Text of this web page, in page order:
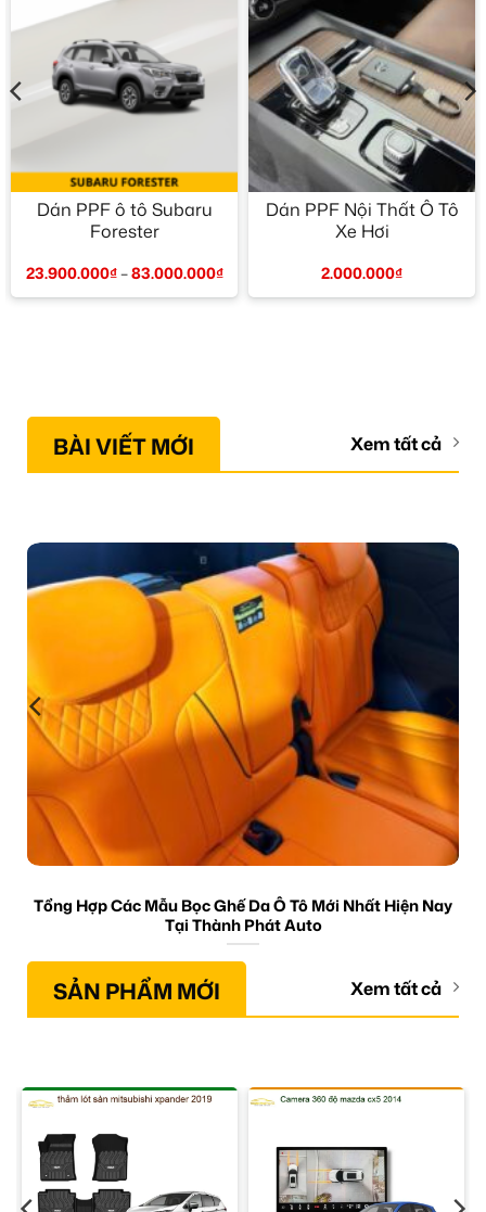
Dán PPF ô tô Subaru
Forester
23.900.000₫–83.000.000₫Khoảng
từ
Dán PPF Nội Thất Ô Tô
Xe Hơi
2.000.000₫
BÀI VIẾT MỚI Xem tất cả
Tổng Hợp Các Mẫu Bọc Ghế Da Ô Tô Mới Nhất Hiện Nay
Tại Thành Phát Auto
SẢN PHẨM MỚI Xem tất cả